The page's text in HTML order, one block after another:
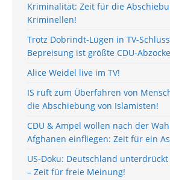
Kriminalität: Zeit für die
Kriminellen!
Trotz Dobrindt-Lügen in TV-
Bepreisung ist größte CDU-
Alice Weidel live im TV!
IS ruft zum Überfahren von
die Abschiebung von Islamisten!
CDU & Ampel wollen nach der
Afghanen einfliegen: Zeit für ein
US-Doku: Deutschland
– Zeit für freie Meinung!